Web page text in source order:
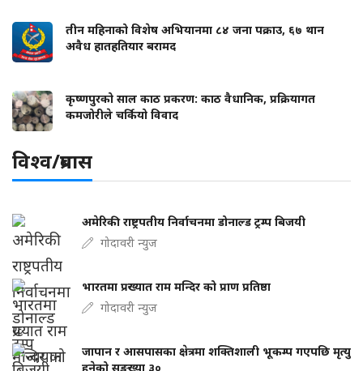
तीन महिनाको विशेष अभियानमा ८४ जना पक्राउ, ६७ थान
अवैध हातहतियार बरामद
कृष्णपुरको साल काठ प्रकरण: काठ वैधानिक, प्रक्रियागत
कमजोरीले चर्कियो विवाद
विश्व/प्रबास
अमेरिकी राष्ट्रपतीय निर्वाचनमा डोनाल्ड ट्रम्प बिजयी
गोदावरी न्युज
भारतमा प्रख्यात राम मन्दिर को प्राण प्रतिष्ठा
गोदावरी न्युज
जापान र आसपासका क्षेत्रमा शक्तिशाली भूकम्प गएपछि मृत्यु
हुनेको सङ्ख्या ३०